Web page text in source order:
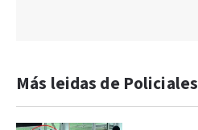
Más leidas de Policiales